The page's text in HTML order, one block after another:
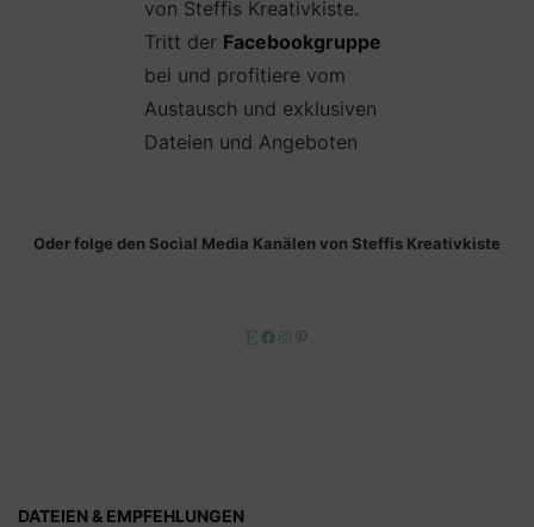
von Steffis Kreativkiste.
Tritt der Facebookgruppe
bei und profitiere vom
Austausch und exklusiven
Dateien und Angeboten
Oder folge den Social Media Kanälen von Steffis Kreativkiste
EtsyFacebook
Instagram
DATEIEN & EMPFEHLUNGEN